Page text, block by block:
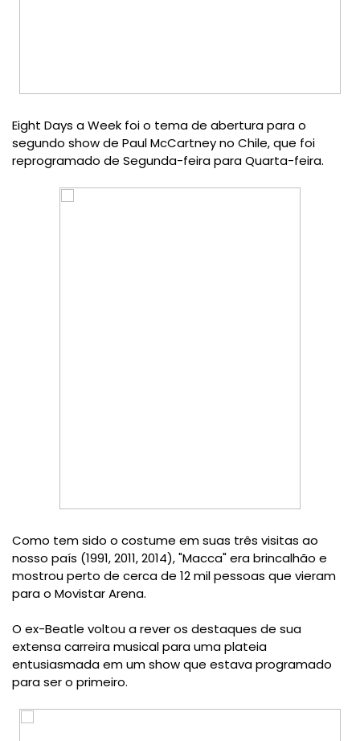
Eight Days a Week foi o tema de aberturapara o
segundo showde PaulMcCartneyno Chile, que foi
reprogramado de Segunda-feira para Quarta-feira.
Como tem sido o costume em suas três visitas ao
nosso país (1991,2011,2014),"Macca"erabrincalhão e
mostrouperto de cerca de 12mil pessoas que vieram
para o MovistarArena.
O ex-Beatle voltou arever os destaques de sua
extensa carreiramusicalparauma plateia
entusiasmadaemum show que estava programado
paraser o primeiro.